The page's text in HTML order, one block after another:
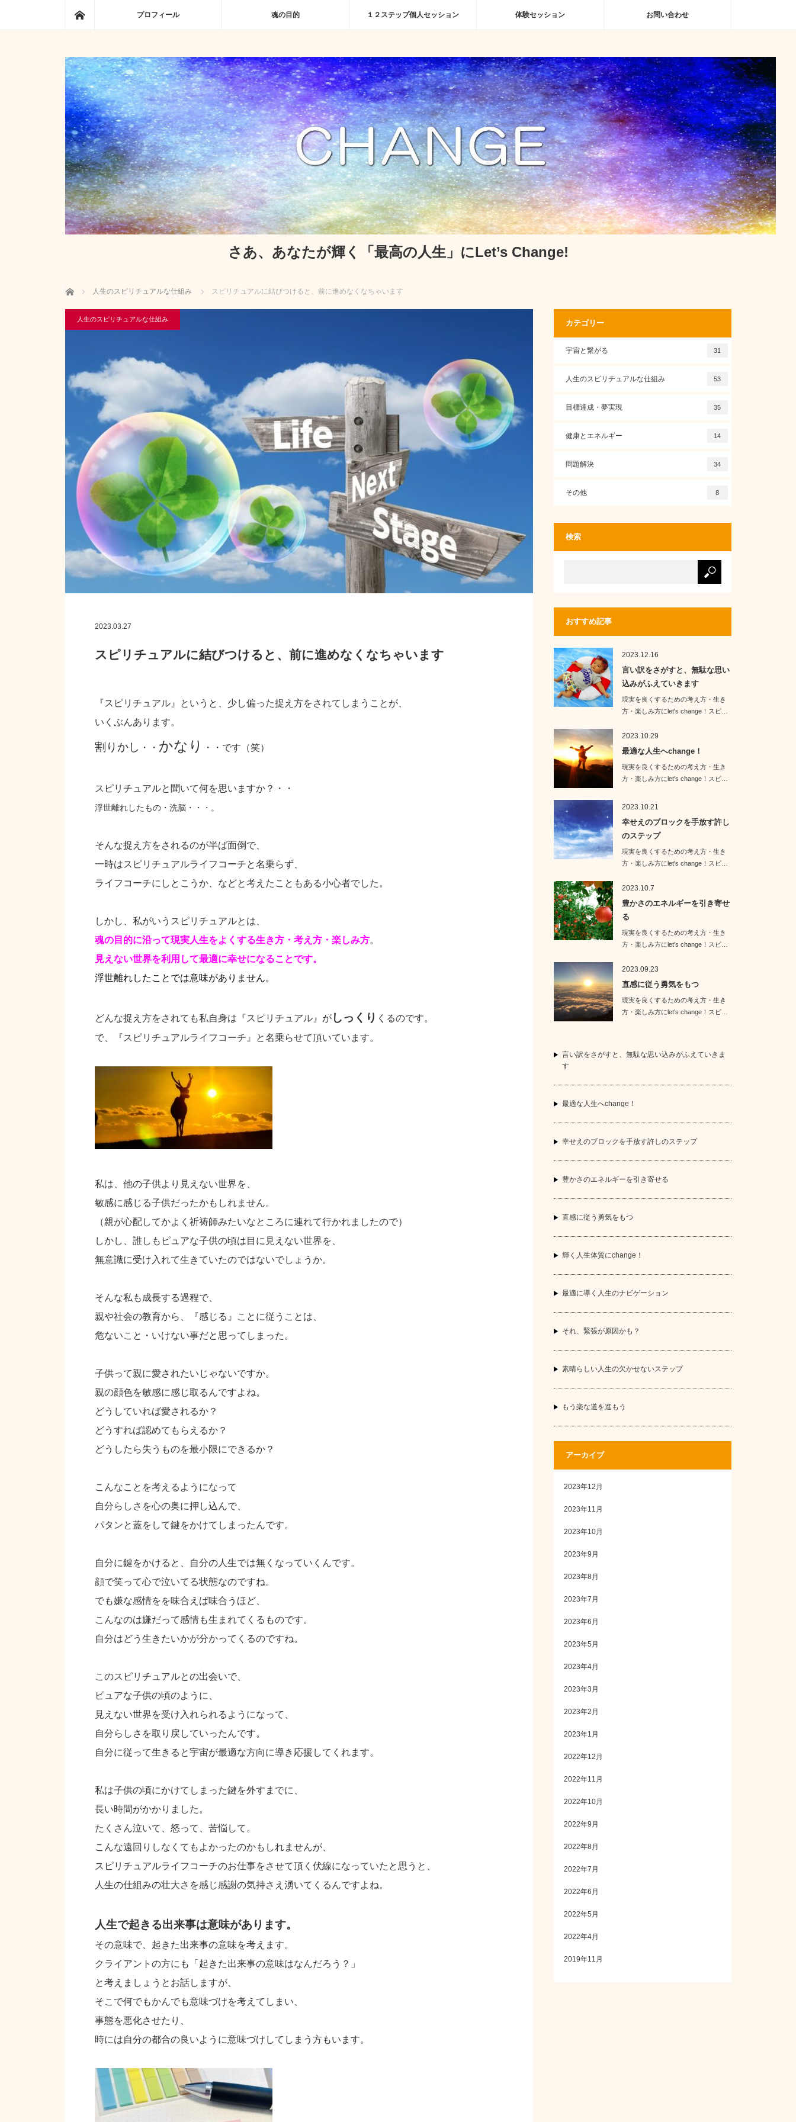
プロフィール 魂の目的 １２ステップ個人セッション 体験セッション お問い合わせ
さあ、あなたが輝く「最高の人生」にLet’s Change!
ホーム 人生のスピリチュアルな仕組み スピリチュアルに結びつけると、前に進めなくなちゃいます
人生のスピリチュアルな仕組み
2023.03.27
スピリチュアルに結びつけると、前に進めなくなちゃいます
『スピリチュアル』というと、少し偏った捉え方をされてしまうことが、
いくぶんあります。
割りかし ・・ かなり ・・です（笑）
スピリチュアルと聞いて何を思いますか？・・
浮世離れしたもの・洗脳・・・。
そんな捉え方をされるのが半ば面倒で、
一時はスピリチュアルライフコーチと名乗らず、
ライフコーチにしとこうか、などと考えたこともある小心者でした。
しかし、私がいうスピリチュアルとは、
魂の目的に沿って現実人生をよくする生き方・考え方・楽しみ方。
見えない世界を利用して最適に幸せになることです。
浮世離れしたことでは意味がありません。
どんな捉え方をされても私自身は『スピリチュアル』がしっくり くるのです。
で、『スピリチュアルライフコーチ』と名乗らせて頂いています。
私は、他の子供より見えない世界を、
敏感に感じる子供だったかもしれません。
（親が心配してかよく祈祷師みたいなところに連れて行かれましたので）
しかし、誰しもピュアな子供の頃は目に見えない世界を、
無意識に受け入れて生きていたのではないでしょうか。
そんな私も成長する過程で、
親や社会の教育から、『感じる』ことに従うことは、
危ないこと・いけない事だと思ってしまった。
子供って親に愛されたいじゃないですか。
親の顔色を敏感に感じ取るんですよね。
どうしていれば愛されるか？
どうすれば認めてもらえるか？
どうしたら失うものを最小限にできるか？
こんなことを考えるようになって
自分らしさを心の奥に押し込んで、
パタンと蓋をして鍵をかけてしまったんです。
自分に鍵をかけると、自分の人生では無くなっていくんです。
顔で笑って心で泣いてる状態なのですね。
でも嫌な感情をを味合えば味合うほど、
こんなのは嫌だって感情も生まれてくるものです。
自分はどう生きたいかが分かってくるのですね。
このスピリチュアルとの出会いで、
ピュアな子供の頃のように、
見えない世界を受け入れられるようになって、
自分らしさを取り戻していったんです。
自分に従って生きると宇宙が最適な方向に導き応援してくれます。
私は子供の頃にかけてしまった鍵を外すまでに、
長い時間がかかりました。
たくさん泣いて、怒って、苦悩して。
こんな遠回りしなくてもよかったのかもしれませんが、
スピリチュアルライフコーチのお仕事をさせて頂く伏線になっていたと思うと、
人生の仕組みの壮大さを感じ感謝の気持さえ湧いてくるんですよね。
人生で起きる出来事は意味があります。
その意味で、起きた出来事の意味を考えます。
クライアントの方にも「起きた出来事の意味はなんだろう？」
と考えましょうとお話しますが、
そこで何でもかんでも意味づけを考えてしまい、
事態を悪化させたり、
時には自分の都合の良いように意味づけしてしまう方もいます。
カテゴリー
宇宙と繋がる 31
人生のスピリチュアルな仕組み 53
目標達成・夢実現 35
健康とエネルギー 14
問題解決 34
その他 8
検索
おすすめ記事
2023.12.16
言い訳をさがすと、無駄な思い
込みがふえていきます
現実を良くするための考え方・生き
方・楽しみ方にlet's change！スピ…
2023.10.29
最適な人生へchange！
現実を良くするための考え方・生き
方・楽しみ方にlet's change！スピ…
2023.10.21
幸せえのブロックを手放す許し
のステップ
現実を良くするための考え方・生き
方・楽しみ方にlet's change！スピ…
2023.10.7
豊かさのエネルギーを引き寄せ
る
現実を良くするための考え方・生き
方・楽しみ方にlet's change！スピ…
2023.09.23
直感に従う勇気をもつ
現実を良くするための考え方・生き
方・楽しみ方にlet's change！スピ…
言い訳をさがすと、無駄な思い込みがふえていきま
す
最適な人生へchange！
幸せえのブロックを手放す許しのステップ
豊かさのエネルギーを引き寄せる
直感に従う勇気をもつ
輝く人生体質にchange！
最適に導く人生のナビゲーション
それ、緊張が原因かも？
素晴らしい人生の欠かせないステップ
もう楽な道を進もう
アーカイブ
2023年12月
2023年11月
2023年10月
2023年9月
2023年8月
2023年7月
2023年6月
2023年5月
2023年4月
2023年3月
2023年2月
2023年1月
2022年12月
2022年11月
2022年10月
2022年9月
2022年8月
2022年7月
2022年6月
2022年5月
2022年4月
2019年11月